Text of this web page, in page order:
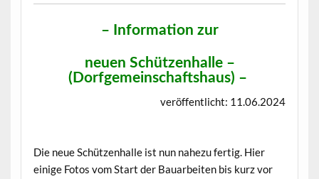
– Information zur
neuen Schützenhalle –
(Dorfgemeinschaftshaus) –
veröffentlicht: 11.06.2024
Die neue Schützenhalle ist nun nahezu fertig. Hier
einige Fotos vom Start der Bauarbeiten bis kurz vor